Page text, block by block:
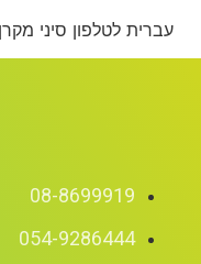
עברית לטלפון סיני מקרן P790 PROJECTOR טלפון סיני
08-8699919
054-9286444